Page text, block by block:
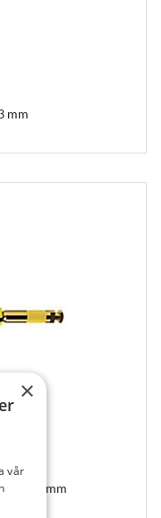
mm
25 mm
×
vår